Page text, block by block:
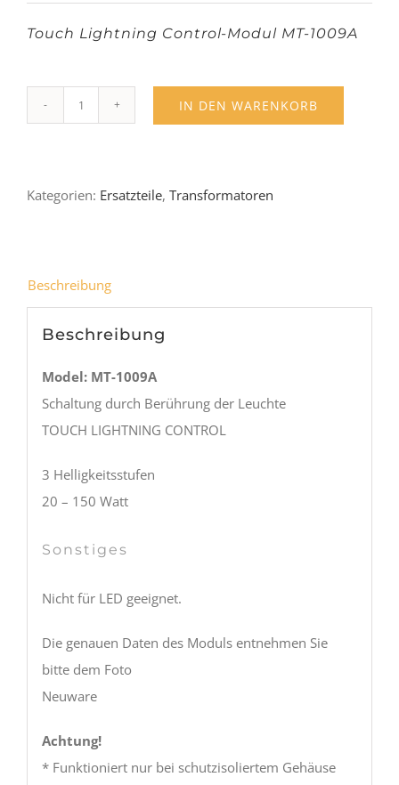
Touch Lightning Control-Modul MT-1009A
Dimmer
Stufen
Menge
IN DEN WARENKORB
Kategorien: Ersatzteile, Transformatoren
Beschreibung
Beschreibung
Model: MT-1009A
Schaltung durch Berührung der Leuchte
TOUCH LIGHTNING CONTROL
3 Helligkeitsstufen
20 – 150 Watt
Sonstiges
Nicht für LED geeignet.
Die genauen Daten des Moduls entnehmen Sie
bitte dem Foto
Neuware
Achtung!
* Funktioniert nur bei schutzisoliertem Gehäuse